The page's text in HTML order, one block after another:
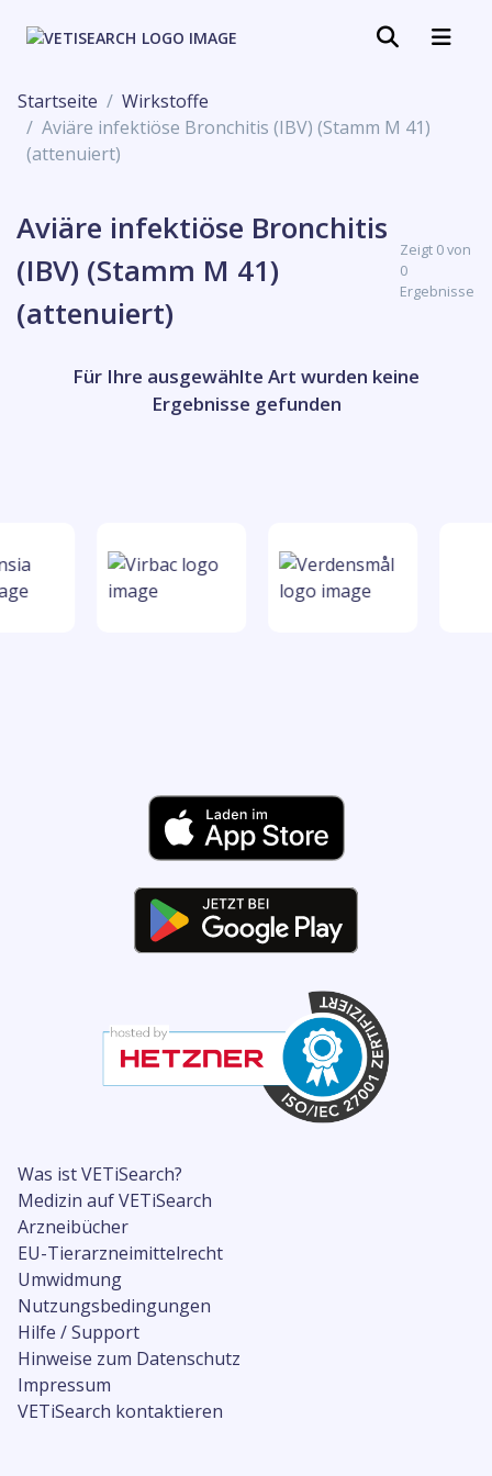
Startseite
Wirkstoffe
Aviäre infektiöse Bronchitis (IBV) (Stamm M 41)
(attenuiert)
Aviäre infektiöse Bronchitis
(IBV) (Stamm M 41)
(attenuiert)
Zeigt 0 von
0
Ergebnisse
Für Ihre ausgewählte Art wurden keine
Ergebnisse gefunden
Was ist VETiSearch?
Medizin auf VETiSearch
Arzneibücher
EU-Tierarzneimittelrecht
Umwidmung
Nutzungsbedingungen
Hilfe / Support
Hinweise zum Datenschutz
Impressum
VETiSearch kontaktieren